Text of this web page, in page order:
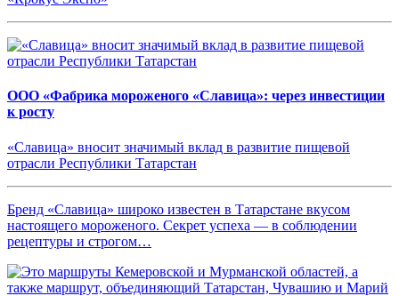
ООО «Фабрика мороженого «Славица»: через инвестиции
к росту
«Славица» вносит значимый вклад в развитие пищевой
отрасли Республики Татарстан
Бренд «Славица» широко известен в Татарстане вкусом
настоящего мороженого. Секрет успеха — в соблюдении
рецептуры и строгом…